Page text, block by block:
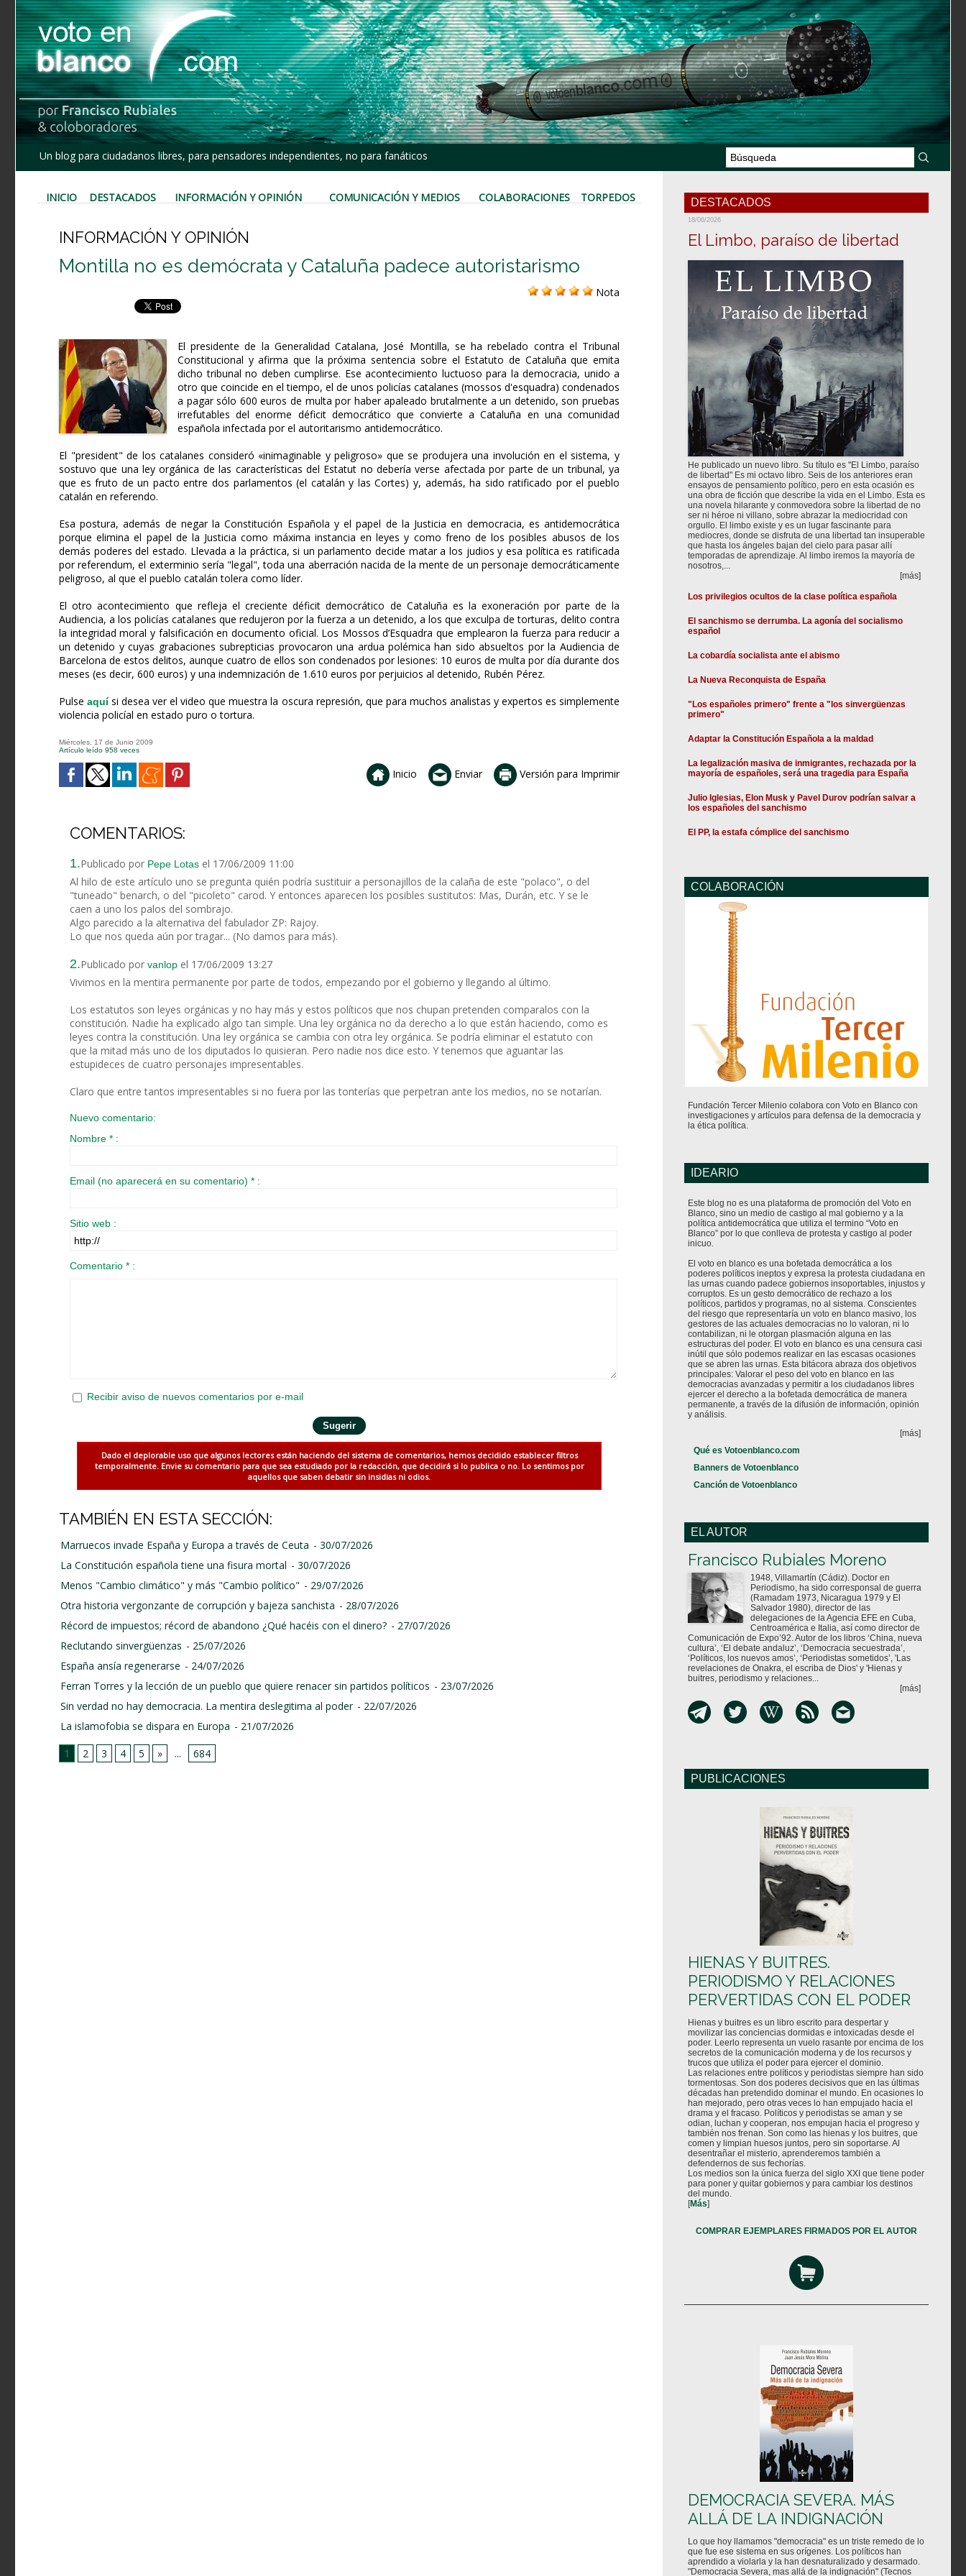
Un blog para ciudadanos libres, para pensadores independientes, no para fanáticos
INICIO DESTACADOS INFORMACIÓN Y OPINIÓN COMUNICACIÓN Y MEDIOS COLABORACIONES TORPEDOS
INFORMACIÓN Y OPINIÓN
Montilla no es demócrata y Cataluña padece autoristarismo
Nota
El presidente de la Generalidad Catalana, José Montilla, se ha rebelado contra el Tribunal
Constitucional y afirma que la próxima sentencia sobre el Estatuto de Cataluña que emita
dicho tribunal no deben cumplirse. Ese acontecimiento luctuoso para la democracia, unido a
otro que coincide en el tiempo, el de unos policías catalanes (mossos d'esquadra) condenados
a pagar sólo 600 euros de multa por haber apaleado brutalmente a un detenido, son pruebas
irrefutables del enorme déficit democrático que convierte a Cataluña en una comunidad
española infectada por el autoritarismo antidemocrático.
El "president" de los catalanes consideró «inimaginable y peligroso» que se produjera una involución en el sistema, y
sostuvo que una ley orgánica de las características del Estatut no debería verse afectada por parte de un tribunal, ya
que es fruto de un pacto entre dos parlamentos (el catalán y las Cortes) y, además, ha sido ratificado por el pueblo
catalán en referendo.
Esa postura, además de negar la Constitución Española y el papel de la Justicia en democracia, es antidemocrática
porque elimina el papel de la Justicia como máxima instancia en leyes y como freno de los posibles abusos de los
demás poderes del estado. Llevada a la práctica, si un parlamento decide matar a los judios y esa política es ratificada
por referendum, el exterminio sería "legal", toda una aberración nacida de la mente de un personaje democráticamente
peligroso, al que el pueblo catalán tolera como líder.
El otro acontecimiento que refleja el creciente déficit democrático de Cataluña es la exoneración por parte de la
Audiencia, a los policías catalanes que redujeron por la fuerza a un detenido, a los que exculpa de torturas, delito contra
la integridad moral y falsificación en documento oficial. Los Mossos d’Esquadra que emplearon la fuerza para reducir a
un detenido y cuyas grabaciones subrepticias provocaron una ardua polémica han sido absueltos por la Audiencia de
Barcelona de estos delitos, aunque cuatro de ellos son condenados por lesiones: 10 euros de multa por día durante dos
meses (es decir, 600 euros) y una indemnización de 1.610 euros por perjuicios al detenido, Rubén Pérez.
Pulseaquísi desea ver el video que muestra la oscura represión, que para muchos analistas y expertos es simplemente
violencia policíal en estado puro o tortura.
Miércoles, 17 de Junio 2009
Artículo leído 958 veces
Inicio Enviar Versión para Imprimir
COMENTARIOS:
1.Publicado por Pepe Lotas el 17/06/2009 11:00
Al hilo de este artículo uno se pregunta quién podría sustituir a personajillos de la calaña de este "polaco", o del
"tuneado" benarch, o del "picoleto" carod. Y entonces aparecen los posibles sustitutos: Mas, Durán, etc. Y se le
caen a uno los palos del sombrajo.
Algo parecido a la alternativa del fabulador ZP: Rajoy.
Lo que nos queda aún por tragar... (No damos para más).
2.Publicado por vanlop el 17/06/2009 13:27
Vivimos en la mentira permanente por parte de todos, empezando por el gobierno y llegando al último.
Los estatutos son leyes orgánicas y no hay más y estos políticos que nos chupan pretenden comparalos con la
constitución. Nadie ha explicado algo tan simple. Una ley orgánica no da derecho a lo que están haciendo, como es
leyes contra la constitución. Una ley orgánica se cambia con otra ley orgánica. Se podría eliminar el estatuto con
que la mitad más uno de los diputados lo quisieran. Pero nadie nos dice esto. Y tenemos que aguantar las
estupideces de cuatro personajes impresentables.
Claro que entre tantos impresentables si no fuera por las tonterías que perpetran ante los medios, no se notarían.
Nuevo comentario:
Nombre * :
Email (no aparecerá en su comentario) * :
Sitio web :
Comentario * :
Recibir aviso de nuevos comentarios por e-mail
Dado el deplorable uso que algunos lectores están haciendo del sistema de comentarios, hemos decidido establecer filtros
temporalmente. Envie su comentario para que sea estudiado por la redacción, que decidirá si lo publica o no. Lo sentimos por
aquellos que saben debatir sin insidias ni odios.
TAMBIÉN EN ESTA SECCIÓN:
Marruecos invade España y Europa a través de Ceuta - 30/07/2026
La Constitución española tiene una fisura mortal - 30/07/2026
Menos "Cambio climático" y más "Cambio político" - 29/07/2026
Otra historia vergonzante de corrupción y bajeza sanchista - 28/07/2026
Récord de impuestos; récord de abandono ¿Qué hacéis con el dinero? - 27/07/2026
Reclutando sinvergüenzas - 25/07/2026
España ansía regenerarse - 24/07/2026
Ferran Torres y la lección de un pueblo que quiere renacer sin partidos políticos - 23/07/2026
Sin verdad no hay democracia. La mentira deslegitima al poder - 22/07/2026
La islamofobia se dispara en Europa - 21/07/2026
1
2 3 4 5 » ... 684
DESTACADOS
18/06/2026
El Limbo, paraíso de libertad
He publicado un nuevo libro. Su título es "El Limbo, paraíso
de libertad" Es mi octavo libro. Seis de los anteriores eran
ensayos de pensamiento político, pero en esta ocasión es
una obra de ficción que describe la vida en el Limbo. Esta es
una novela hilarante y conmovedora sobre la libertad de no
ser ni héroe ni villano, sobre abrazar la mediocridad con
orgullo. El limbo existe y es un lugar fascinante para
mediocres, donde se disfruta de una libertad tan insuperable
que hasta los ángeles bajan del cielo para pasar allí
temporadas de aprendizaje. Al limbo iremos la mayoría de
nosotros,...
[más]
Los privilegios ocultos de la clase política española
El sanchismo se derrumba. La agonía del socialismo
español
La cobardía socialista ante el abismo
La Nueva Reconquista de España
"Los españoles primero" frente a "los sinvergüenzas
primero"
Adaptar la Constitución Española a la maldad
La legalización masiva de inmigrantes, rechazada por la
mayoría de españoles, será una tragedia para España
Julio Iglesias, Elon Musk y Pavel Durov podrían salvar a
los españoles del sanchismo
El PP, la estafa cómplice del sanchismo
COLABORACIÓN
Fundación Tercer Milenio colabora con Voto en Blanco con
investigaciones y artículos para defensa de la democracia y
la ética política.
IDEARIO
Este blog no es una plataforma de promoción del Voto en
Blanco, sino un medio de castigo al mal gobierno y a la
política antidemocrática que utiliza el termino “Voto en
Blanco” por lo que conlleva de protesta y castigo al poder
inicuo.
El voto en blanco es una bofetada democrática a los
poderes políticos ineptos y expresa la protesta ciudadana en
las urnas cuando padece gobiernos insoportables, injustos y
corruptos. Es un gesto democrático de rechazo a los
políticos, partidos y programas, no al sistema. Conscientes
del riesgo que representaría un voto en blanco masivo, los
gestores de las actuales democracias no lo valoran, ni lo
contabilizan, ni le otorgan plasmación alguna en las
estructuras del poder. El voto en blanco es una censura casi
inútil que sólo podemos realizar en las escasas ocasiones
que se abren las urnas. Esta bitácora abraza dos objetivos
principales: Valorar el peso del voto en blanco en las
democracias avanzadas y permitir a los ciudadanos libres
ejercer el derecho a la bofetada democrática de manera
permanente, a través de la difusión de información, opinión
y análisis.
[más]
Qué es Votoenblanco.com
Banners de Votoenblanco
Canción de Votoenblanco
EL AUTOR
Francisco Rubiales Moreno
1948, Villamartín (Cádiz). Doctor en
Periodismo, ha sido corresponsal de guerra
(Ramadam 1973, Nicaragua 1979 y El
Salvador 1980), director de las
delegaciones de la Agencia EFE en Cuba,
Centroamérica e Italia, así como director de
Comunicación de Expo’92. Autor de los libros ‘China, nueva
cultura’, ‘El debate andaluz’, ‘Democracia secuestrada’,
‘Políticos, los nuevos amos’, ‘Periodistas sometidos’, 'Las
revelaciones de Onakra, el escriba de Dios' y 'Hienas y
buitres, periodismo y relaciones...
[más]
PUBLICACIONES
HIENAS Y BUITRES.
PERIODISMO Y RELACIONES
PERVERTIDAS CON EL PODER
Hienas y buitres es un libro escrito para despertar y
movilizar las conciencias dormidas e intoxicadas desde el
poder. Leerlo representa un vuelo rasante por encima de los
secretos de la comunicación moderna y de los recursos y
trucos que utiliza el poder para ejercer el dominio.
Las relaciones entre políticos y periodistas siempre han sido
tormentosas. Son dos poderes decisivos que en las últimas
décadas han pretendido dominar el mundo. En ocasiones lo
han mejorado, pero otras veces lo han empujado hacia el
drama y el fracaso. Políticos y periodistas se aman y se
odian, luchan y cooperan, nos empujan hacia el progreso y
también nos frenan. Son como las hienas y los buitres, que
comen y limpian huesos juntos, pero sin soportarse. Al
desentrañar el misterio, aprenderemos también a
defendernos de sus fechorías.
Los medios son la única fuerza del siglo XXI que tiene poder
para poner y quitar gobiernos y para cambiar los destinos
del mundo.
[Más]
COMPRAR EJEMPLARES FIRMADOS POR EL AUTOR
DEMOCRACIA SEVERA. MÁS
ALLÁ DE LA INDIGNACIÓN
Lo que hoy llamamos "democracia" es un triste remedo de lo
que fue ese sistema en sus orígenes. Los políticos han
aprendido a violarla y la han desnaturalizado y desarmado.
"Democracia Severa, mas allá de la indignación" (Tecnos